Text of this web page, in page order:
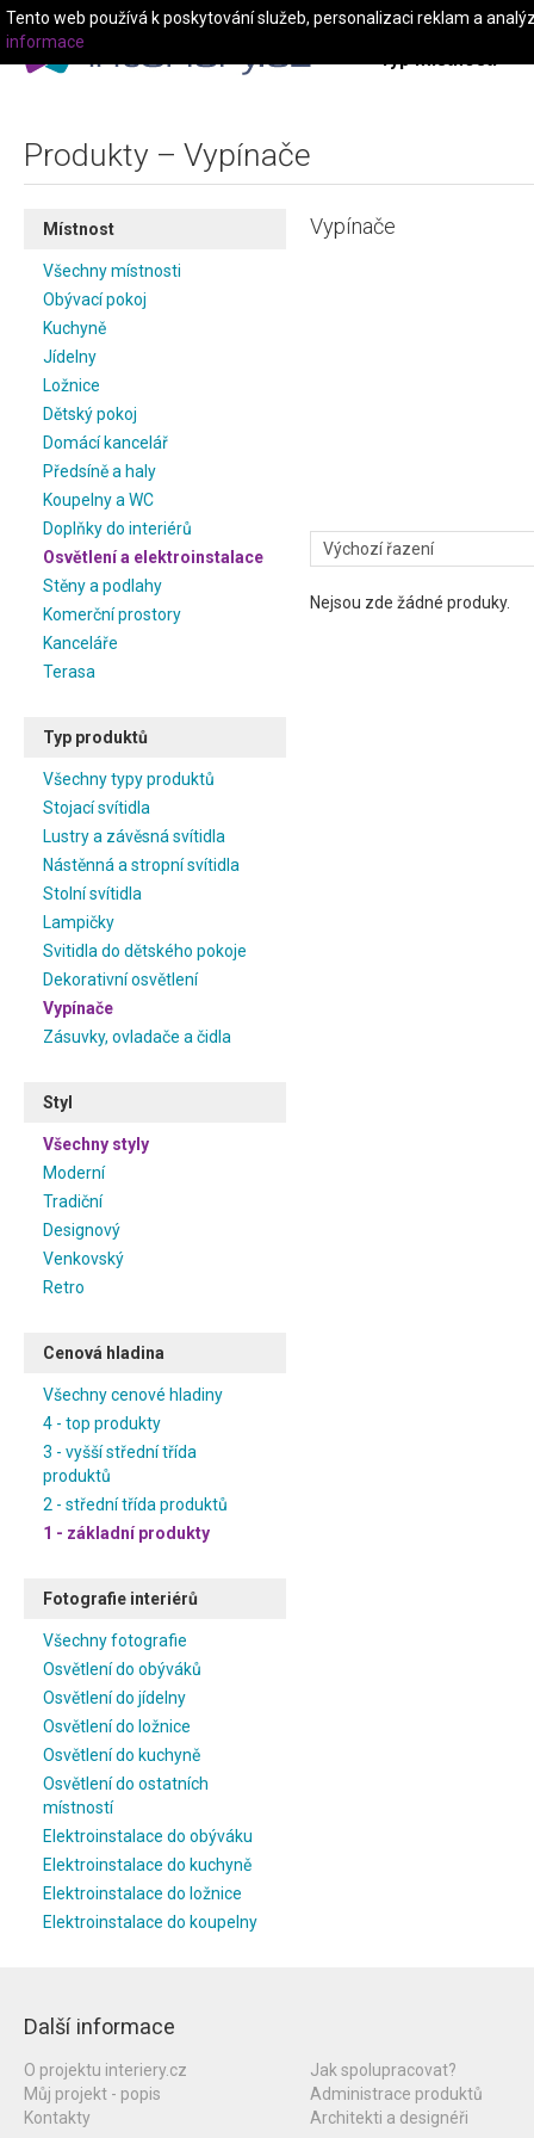
Typ místnosti
Produkty – Vypínače
Místnost
Všechny místnosti
Obývací pokoj
Kuchyně
Jídelny
Ložnice
Dětský pokoj
Domácí kancelář
Předsíně a haly
Koupelny a WC
Doplňky do interiérů
Osvětlení a elektroinstalace
Stěny a podlahy
Komerční prostory
Kanceláře
Terasa
Typ produktů
Všechny typy produktů
Stojací svítidla
Lustry a závěsná svítidla
Nástěnná a stropní svítidla
Stolní svítidla
Lampičky
Svitidla do dětského pokoje
Dekorativní osvětlení
Vypínače
Zásuvky, ovladače a čidla
Styl
Všechny styly
Moderní
Tradiční
Designový
Venkovský
Retro
Cenová hladina
Všechny cenové hladiny
4 - top produkty
3 - vyšší střední třída
produktů
2 - střední třída produktů
1 - základní produkty
Fotografie interiérů
Všechny fotografie
Osvětlení do obýváků
Osvětlení do jídelny
Osvětlení do ložnice
Osvětlení do kuchyně
Osvětlení do ostatních
místností
Elektroinstalace do obýváku
Elektroinstalace do kuchyně
Elektroinstalace do ložnice
Elektroinstalace do koupelny
Vypínače
Nejsou zde žádné produky.
Další informace
O projektu interiery.cz
Můj projekt - popis
Kontakty
Jak spolupracovat?
Administrace produktů
Architekti a designéři
Tento web používá k poskytování služeb, personalizaci reklam a
informace